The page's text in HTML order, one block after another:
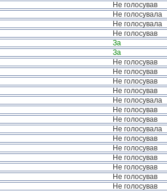
Не голосував
Не голосувала
Не голосувала
Не голосував
За
За
Не голосував
Не голосував
Не голосував
Не голосував
Не голосувала
Не голосував
Не голосував
Не голосувала
Не голосував
Не голосував
Не голосував
Не голосував
Не голосував
Не голосував